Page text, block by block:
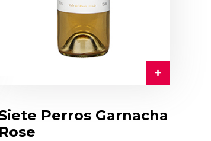
Perros Garnacha
Rose